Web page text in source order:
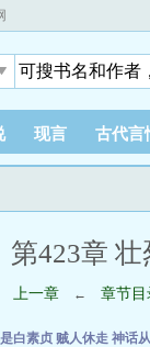
现言 古代言
第423章
上一章 ← 章节目
白素贞 贼人休走 神话